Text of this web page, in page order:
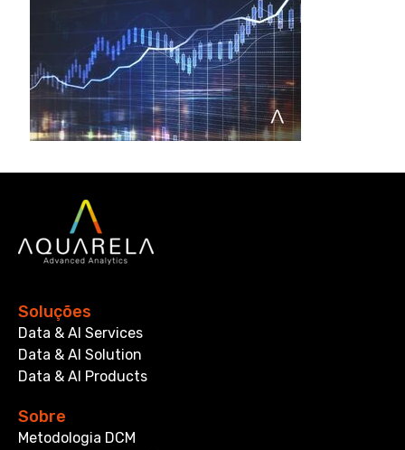
Soluções
Data & AI Services
Data & AI Solution
Data & AI Products
Sobre
Metodologia DCM